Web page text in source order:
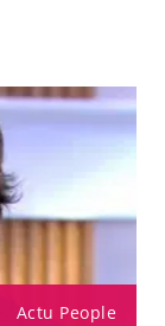
Actu People